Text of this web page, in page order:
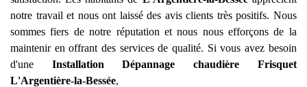
notre travail et nous ont laissé des avis clients très positifs. Nous
sommes fiers de notre réputation et nous nous efforçons de la
maintenir en offrant des services de qualité. Si vous avez besoin
d'une Installation Dépannage chaudière Frisquet
L'Argentière-la-Bessée,